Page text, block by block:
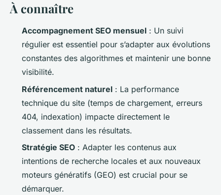
Top 5 raisons d'engager un
consultant SEO mensuel à
Aix-en-Provence
29/05/2026 17:24
À connaître
Accompagnement SEO mensuel : Un suivi
régulier est essentiel pour s’adapter aux évolutions
constantes des algorithmes et maintenir une bonne
visibilité.
Référencement naturel : La performance
technique du site (temps de chargement, erreurs
404, indexation) impacte directement le
classement dans les résultats.
Stratégie SEO : Adapter les contenus aux
intentions de recherche locales et aux nouveaux
moteurs génératifs (GEO) est crucial pour se
démarquer.